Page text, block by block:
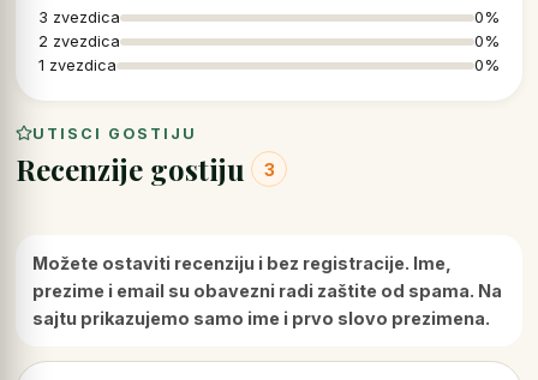
3 zvezdica
0%
2 zvezdica
0%
1 zvezdica
0%
UTISCI GOSTIJU
Recenzije gostiju 3
Možete ostaviti recenziju i bez registracije. Ime,
prezime i email su obavezni radi zaštite od spama. Na
sajtu prikazujemo samo ime i prvo slovo prezimena.